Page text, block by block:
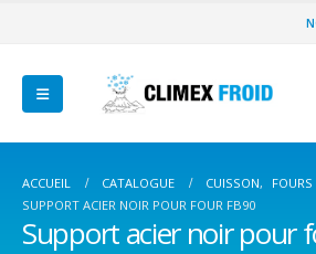
ACCUEIL CATALOGUE CUISSON,
SUPPORT ACIER NOIR POUR FOUR FB90
Support acier noir pour